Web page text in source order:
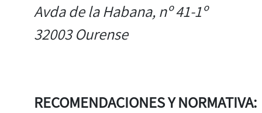
Avda de la Habana, nº 41-1º
32003 Ourense
RECOMENDACIONES Y NORMATIVA: